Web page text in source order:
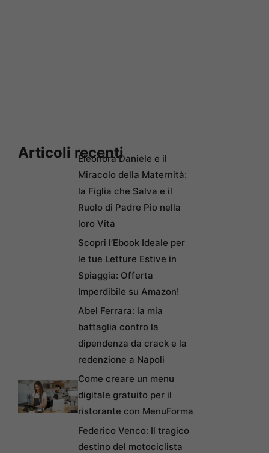
Articoli recentiEleonora Daniele e il
Miracolo della Maternità:
la Figlia che Salva e il
Ruolo di Padre Pio nella
loro Vita
Scopri l’Ebook Ideale per
le tue Letture Estive in
Spiaggia: Offerta
Imperdibile su Amazon!
Abel Ferrara: la mia
battaglia contro la
dipendenza da crack e la
redenzione a Napoli
Come creare un menu
digitale gratuito per il
ristorante con MenuForma
Federico Venco: Il tragico
destino del motociclista